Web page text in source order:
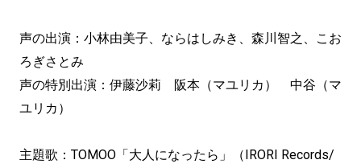
声の出演：小林由美子、ならはしみき、森川智之、こお
ろぎさとみ
声の特別出演：伊藤沙莉 阪本（マユリカ） 中谷（マ
ユリカ）
主題歌：TOMOO「大人になったら」（IRORI Records/